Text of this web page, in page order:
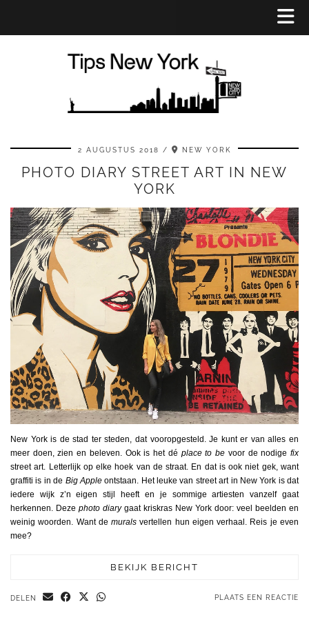
2 AUGUSTUS 2018 NEW YORK
PHOTO DIARY STREET ART IN NEW
YORK
New York is de stad ter steden, dat vooropgesteld. Je kunt er van alles en
meer doen, zien en beleven. Ook is het dé place to be voor de nodigefix
street art. Letterlijk op elke hoek van de straat. En dat is ook niet gek, want
graffiti is in de Big Appleontstaan. Het leuke van street art in New York is dat
iedere wijk z’n eigen stijl heeft en je sommige artiesten vanzelf gaat
herkennen. Deze photo diarygaat kriskras New York door: veel beelden en
weinig woorden. Want demurals vertellen hun eigen verhaal. Reis je even
mee?
BEKIJK BERICHT
DELEN PLAATS EEN REACTIE